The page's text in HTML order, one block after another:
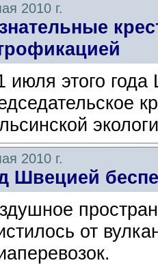
2010 г.
июля этого
2010 г.
Швецией
от